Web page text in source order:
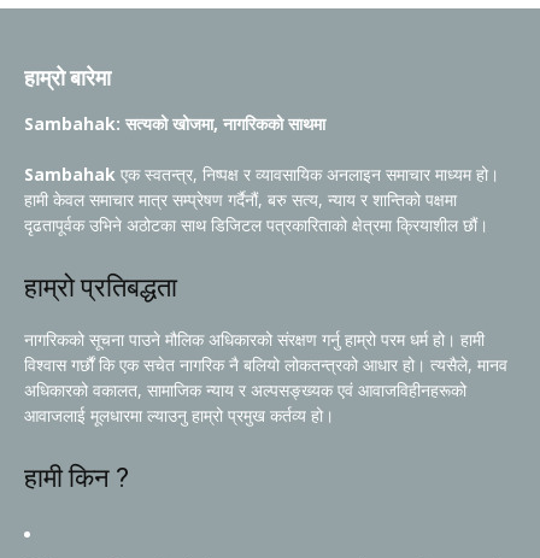
हाम्रो बारेमा
Sambahak: सत्यको खोजमा, नागरिकको साथमा
Sambahak एक स्वतन्त्र, निष्पक्ष र व्यावसायिक अनलाइन समाचार माध्यम हो।
हामी केवल समाचार मात्र सम्प्रेषण गर्दैनौं, बरु सत्य, न्याय र शान्तिको पक्षमा
दृढतापूर्वक उभिने अठोटका साथ डिजिटल पत्रकारिताको क्षेत्रमा क्रियाशील छौं।
हाम्रो प्रतिबद्धता
नागरिकको सूचना पाउने मौलिक अधिकारको संरक्षण गर्नु हाम्रो परम धर्म हो। हामी
विश्वास गर्छौं कि एक सचेत नागरिक नै बलियो लोकतन्त्रको आधार हो। त्यसैले, मानव
अधिकारको वकालत, सामाजिक न्याय र अल्पसङ्ख्यक एवं आवाजविहीनहरूको
आवाजलाई मूलधारमा ल्याउनु हाम्रो प्रमुख कर्तव्य हो।
हामी किन ?